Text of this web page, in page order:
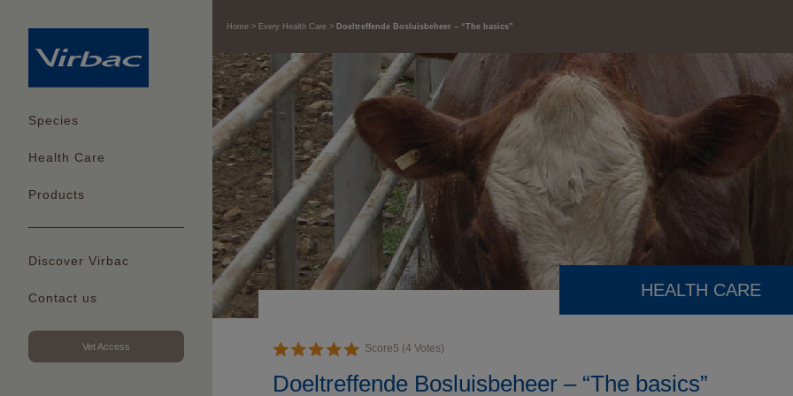
Species
Health Care
Products
Discover Virbac
Contact us
Vet Access
Home Every Health Care Doeltreffende Bosluisbeheer – “The basics”
HEALTH CARE
Score5 (4 Votes)
Doeltreffende Bosluisbeheer – “The basics”